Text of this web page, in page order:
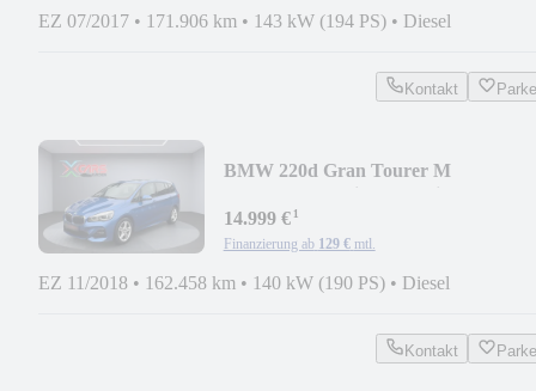
EZ 07/2017 • 171.906 km • 143 kW (194 PS) • Diesel
Kontakt
BMW 220d Gran Tourer M
14.999 €¹
Finanzierung ab 129 € mtl.
EZ 11/2018 • 162.458 km • 140 kW (190 PS) • Diesel
Kontakt